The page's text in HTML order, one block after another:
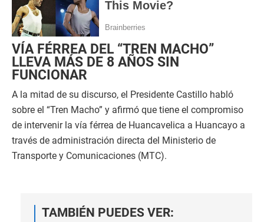
VÍA FÉRREA DEL “TREN MACHO”
LLEVA MÁS DE 8 AÑOS SIN
FUNCIONAR
A la mitad de su discurso, el Presidente Castillo habló
sobre el “Tren Macho” y afirmó que tiene el compromiso
de intervenir la vía férrea de Huancavelica a Huancayo a
través de administración directa del Ministerio de
Transporte y Comunicaciones (MTC).
TAMBIÉN PUEDES VER: